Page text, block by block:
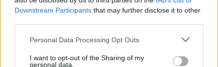
Downstream Participants that may further disclose it to other
Personal Data Processing Opt Outs
I want to opt-out of the Sharing of my
personal data.
Tribunal coloca em liberdade indivíduo que agrediu e ameaçou
de morte militar da GNR em Estremoz
O Tribunal de Instrução Criminal de Évora decretou a medida de
7 Agosto, 2026 - 18:17